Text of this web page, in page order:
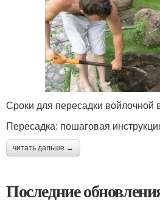
Сроки для пересадки войлочной
Пересадка: пошаговая
читать дальше →
Последние